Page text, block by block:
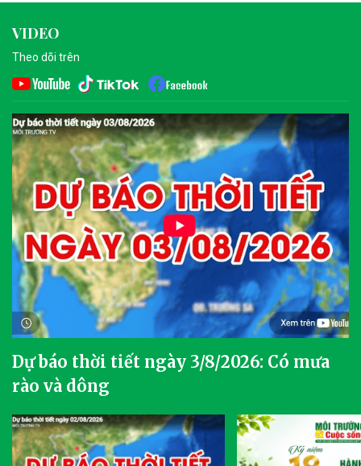
VIDEO
Theo dõi trên
Dự báo thời tiết ngày 3/8/2026: Có mưa
rào và dông